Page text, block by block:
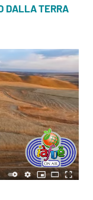
DALLA TERRA